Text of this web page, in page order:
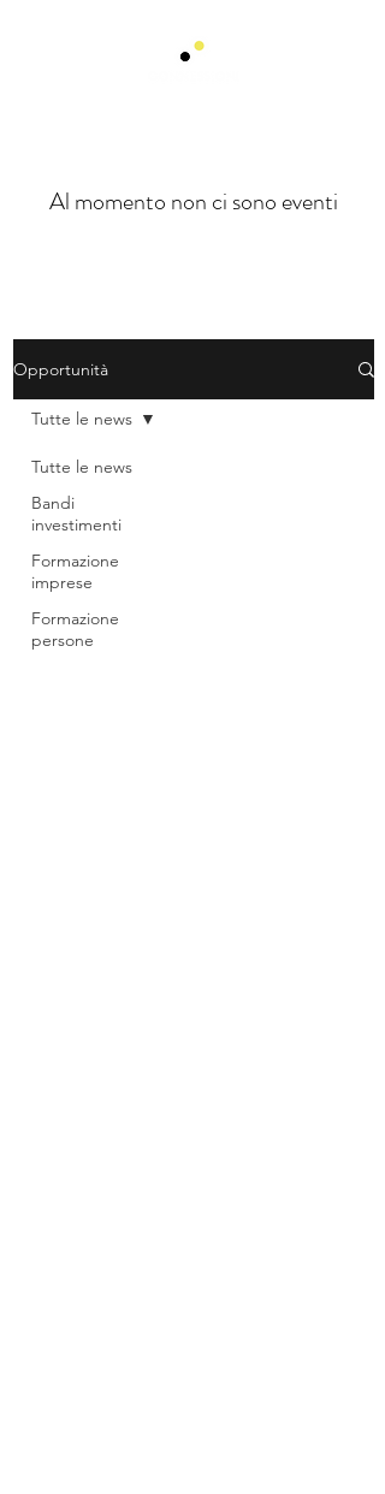
Opportunità
Tutte le news
Bandi
investimenti
Formazione
imprese
Formazione
persone
Tutte le news
Al momento non ci sono eventi